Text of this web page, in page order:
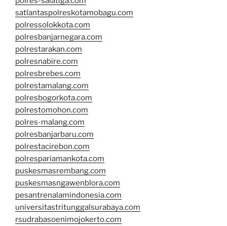
satlantaspolreskotamobagu.com
polressolokkota.com
polresbanjarnegara.com
polrestarakan.com
polresnabire.com
polresbrebes.com
polrestamalang.com
polresbogorkota.com
polrestomohon.com
polres-malang.com
polresbanjarbaru.com
polrestacirebon.com
polrespariamankota.com
puskesmasrembang.com
puskesmasngawenblora.com
pesantrenalamindonesia.com
universitastritunggalsurabaya.com
rsudrabasoenimojokerto.com